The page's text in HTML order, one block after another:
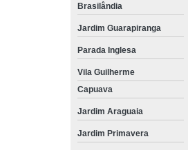
Brasilândia
Jardim Guarapiranga
Parada Inglesa
Vila Guilherme
Capuava
Jardim Araguaia
Jardim Primavera